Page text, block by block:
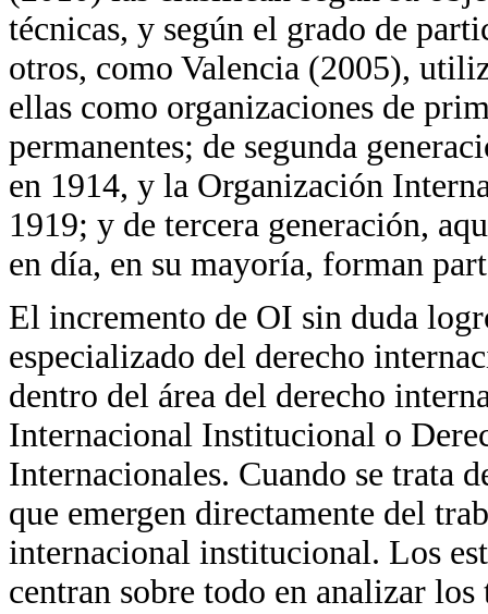
técnicas, y según el grado de
otros, como Valencia (2005),
ellas como organizaciones de
permanentes; de segunda
en 1914, y la Organización
1919; y de tercera generación,
en día, en su mayoría, forman
El incremento de OI sin duda
especializado del derecho
dentro del área del derecho
Internacional Institucional o
Internacionales. Cuando se trata
que emergen directamente del
internacional institucional. Los
centran sobre todo en analizar